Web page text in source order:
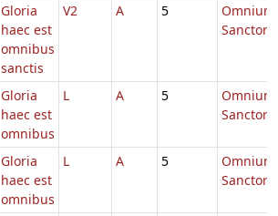
Gloria
haec est
omnibus
sanctis
V2 A 5
Omnium
Gloria
haec est
omnibus
L A 5
Omnium
Gloria
haec est
omnibus
L A 5
Omnium